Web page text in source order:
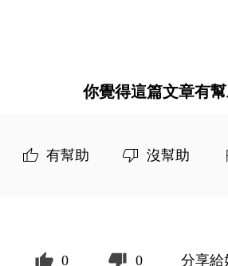
你覺得這篇文章有幫
有幫助 沒幫助
0 0 分享給